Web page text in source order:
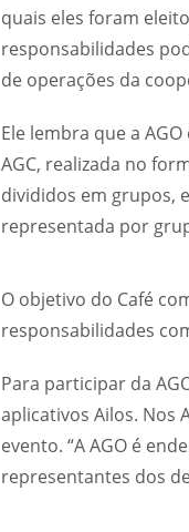
quais eles foram
responsabilidades
de operações da
Ele lembra que a
AGC, realizada no
divididos em grupos,
representada por
O objetivo do Café
responsabilidades
Para participar da
aplicativos Ailos. Nos
evento. “A AGO é
representantes dos